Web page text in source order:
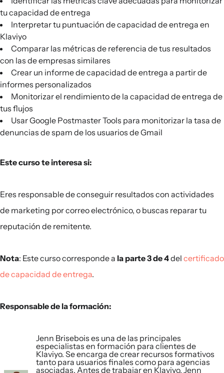
tu capacidad de entrega
Interpretar tu puntuación de capacidad de entrega en
Klaviyo
Comparar las métricas de referencia de tus resultados
con las de empresas similares
Crear un informe de capacidad de entrega a partir de
informes personalizados
Monitorizar el rendimiento de la capacidad de entrega de
tus flujos
Usar Google Postmaster Tools para monitorizar la tasa de
denuncias de spam de los usuarios de Gmail
Este curso te interesa si:
Eres responsable de conseguir resultados con actividades
de marketing por correo electrónico, o buscas reparar tu
reputación de remitente.
Nota: Este curso corresponde a la parte 3 de 4del certificado
de capacidad de entrega.
Responsable de la formación:
Jenn Brisebois es una de las principales
especialistas en formación para clientes de
Klaviyo. Se encarga de crear recursos formativos
tanto para usuarios finales como para agencias
asociadas. Antes de trabajar en Klaviyo, Jenn